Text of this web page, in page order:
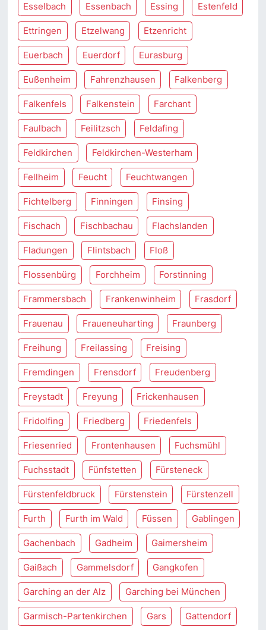
Esselbach Essenbach Essing Estenfeld
Ettringen Etzelwang Etzenricht
Euerbach Euerdorf Eurasburg
Eußenheim Fahrenzhausen Falkenberg
Falkenfels Falkenstein Farchant
Faulbach Feilitzsch Feldafing
Feldkirchen Feldkirchen-Westerham
Fellheim Feucht Feuchtwangen
Fichtelberg Finningen Finsing
Fischach Fischbachau Flachslanden
Fladungen Flintsbach Floß
Flossenbürg Forchheim Forstinning
Frammersbach Frankenwinheim Frasdorf
Frauenau Fraueneuharting Fraunberg
Freihung Freilassing Freising
Fremdingen Frensdorf Freudenberg
Freystadt Freyung Frickenhausen
Fridolfing Friedberg Friedenfels
Friesenried Frontenhausen Fuchsmühl
Fuchsstadt Fünfstetten Fürsteneck
Fürstenfeldbruck Fürstenstein Fürstenzell
Furth Furth im Wald Füssen Gablingen
Gachenbach Gadheim Gaimersheim
Gaißach Gammelsdorf Gangkofen
Garching an der Alz Garching bei München
Garmisch-Partenkirchen Gars Gattendorf